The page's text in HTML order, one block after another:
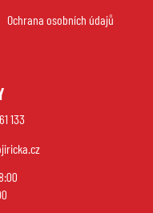
Ochrana osobních údajů
133